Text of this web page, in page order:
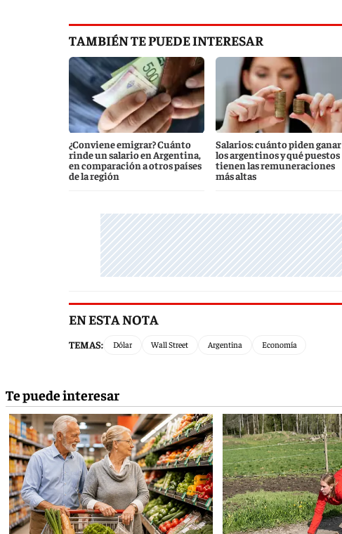
TAMBIÉN TE PUEDE INTERESAR
¿Conviene emigrar? Cuánto
rinde un salario en Argentina,
en comparación a otros países
de la región
Salarios: cuánto piden ganar
los argentinos y qué puestos
tienen las remuneraciones
más altas
EN ESTA NOTA
TEMAS: Dólar Wall Street Argentina Economía